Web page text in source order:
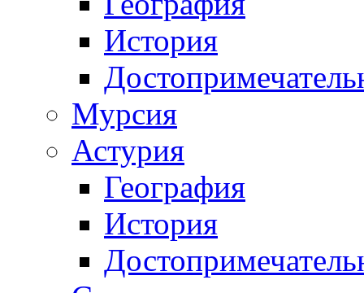
История
Мурсия
Астурия
География
История